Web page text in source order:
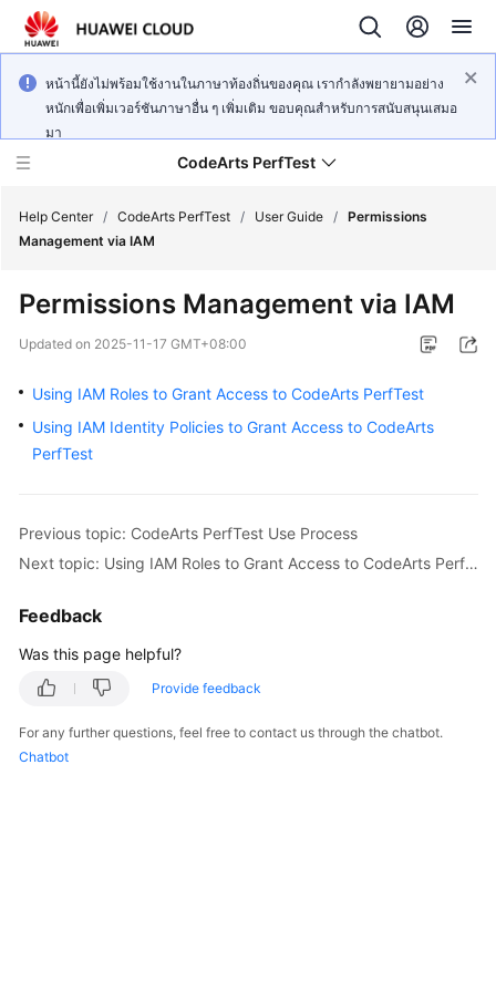
หน้านี้ยังไม่พร้อมใช้งานในภาษาท้องถิ่นของคุณ เรากำลังพยายามอย่าง
หนักเพื่อเพิ่มเวอร์ชันภาษาอื่น ๆ เพิ่มเติม ขอบคุณสำหรับการสนับสนุนเสมอ
มา
CodeArts PerfTest
New
Overview
Billing
User
Practices
Reference
Help Center / CodeArts PerfTest / User Guide / Permissions
Management via IAM
Permissions Management via IAM
Updated on 2025-11-17 GMT+08:00
Using IAM Roles to Grant Access to CodeArts PerfTest
Using IAM Identity Policies to Grant Access to CodeArts
PerfTest
Previous topic: CodeArts PerfTest Use Process
Next topic: Using IAM Roles to Grant Access to CodeArts PerfTest
Feedback
Was this page helpful?
Provide feedback
For any further questions, feel free to contact us through the chatbot.
Chatbot